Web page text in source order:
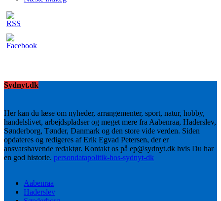
Sydnyt.dk
Her kan du læse om nyheder, arrangementer, sport, natur, hobby,
handelslivet, arbejdspladser og meget mere fra Aabenraa, Haderslev,
Sønderborg, Tønder, Danmark og den store vide verden. Siden
opdateres og redigeres af Erik Egvad Petersen, der er
ansvarshavende redaktør. Kontakt os på ep@sydnyt.dk hvis Du har
en god historie. persondatapolitik-hos-sydnyt-dk
Aabenraa
Haderslev